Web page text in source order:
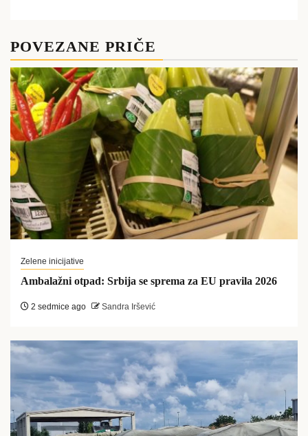
POVEZANE PRIČE
Zelene inicijative
Ambalažni otpad: Srbija se sprema za EU pravila 2026
2 sedmice ago Sandra Iršević